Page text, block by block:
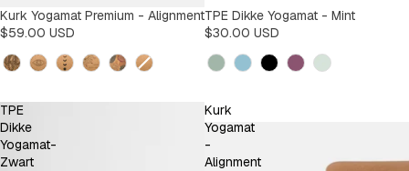
Kurk Yogamat Premium - Alignment
$59.00 USD
Design
TPE Dikke Yogamat - Mint
$30.00 USD
Kleur
TPE
Dikke
Yogamat-
Zwart
Kurk
Yogamat
-
Alignment